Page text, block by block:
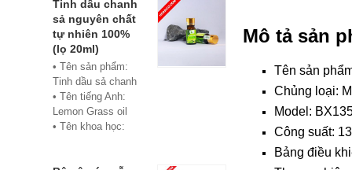
Mô tả sản
Tên sản
Chủng loại:
Model:
Công suất:
Bảng điều
• Chủng loại: Thiết
bị xông hơi
• Thành phần chiết
xuất: lá
• Phương pháp
chiết xuất: Chưng
cất hơi nước
• Hình thức: Chất
lỏng
Tinh dầu chanh
sả nguyên chất
tự nhiên 100%
(lọ 20ml)
• Tên sản phẩm:
Tinh dầu sả chanh
• Tên tiếng Anh:
Lemon Grass oil
• Tên khoa học: